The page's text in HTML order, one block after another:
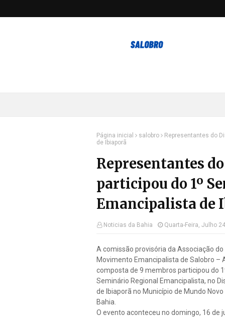
Página inicial salobro
Representantes do
de Ibiaporã
Representantes
participou do 1º
Emancipalista de
Noticias da Bahia Quarta-Feira, Julho
A comissão provisória da Associação do
Movimento Emancipalista de Salobro –
composta de 9 membros participou do
Seminário Regional Emancipalista, no
de Ibiaporã no Município de Mundo Novo
Bahia.
O evento aconteceu no domingo, 16 de